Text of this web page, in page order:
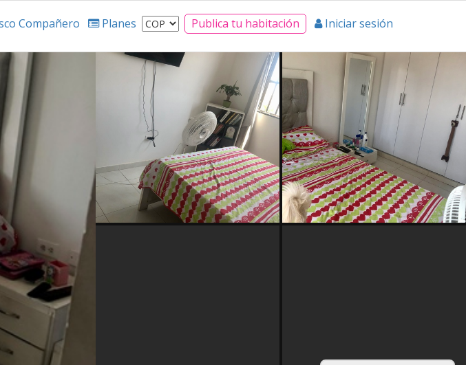
Compañero Planes Publica tu habitación Iniciar sesión